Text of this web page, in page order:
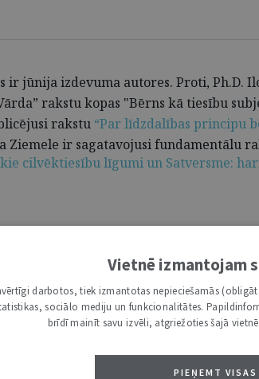
ir jūnija izdevuma autores. Proti, Ph.D.
rakstu kopas "Bērns kā tiesību
rakstu “Par līdzdalības principu
Ziemele ir sagatavojusi fundamentālu
cilvēktiesību līgumi un Satversme:
līgumi Latvijas tiesību sistēmā. Jurista Vārds,
287821
Vietnē izmantojam
darbotos, tiek izmantotas nepieciešamās
sociālo mediju un funkcionalitātes.
brīdī mainīt savu izvēli, atgriežoties šajā
PIEŅEMT VISAS